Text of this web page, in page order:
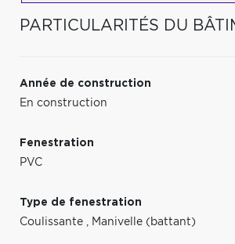
PARTICULARITÉS DU
Année de construction
En construction
Fenestration
PVC
Type de fenestration
Coulissante , Manivelle (battant)